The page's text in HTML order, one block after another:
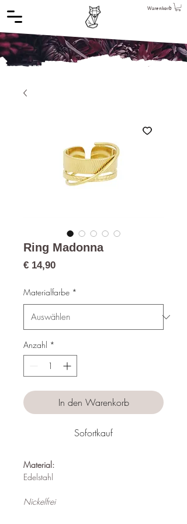
Warenkorb
Ring Madonna
€ 14,90Preis
Materialfarbe *
Anzahl *
In den Warenkorb
Sofortkauf
Material:
Edelstahl
Nickelfrei